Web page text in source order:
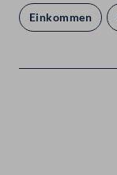
Einkommen